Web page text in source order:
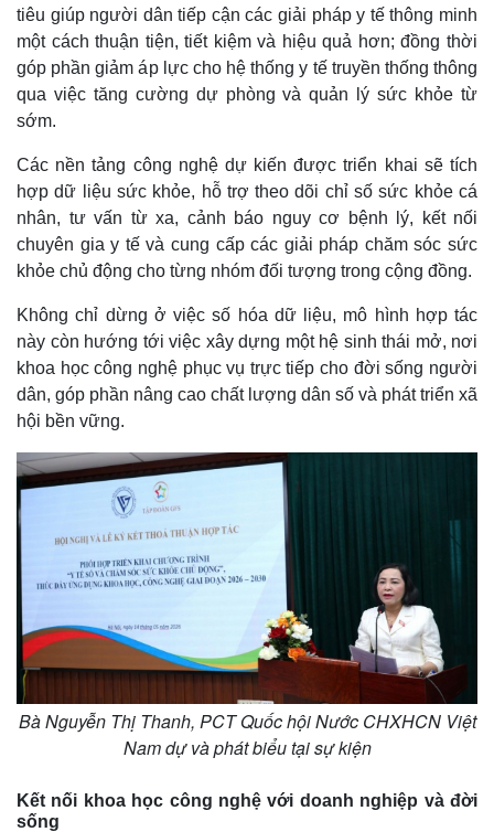
tiêu giúp người dân tiếp cận các giải pháp y tế thông minh
một cách thuận tiện, tiết kiệm và hiệu quả hơn; đồng thời
góp phần giảm áp lực cho hệ thống y tế truyền thống thông
qua việc tăng cường dự phòng và quản lý sức khỏe từ
sớm.
Các nền tảng công nghệ dự kiến được triển khai sẽ tích
hợp dữ liệu sức khỏe, hỗ trợ theo dõi chỉ số sức khỏe cá
nhân, tư vấn từ xa, cảnh báo nguy cơ bệnh lý, kết nối
chuyên gia y tế và cung cấp các giải pháp chăm sóc sức
khỏe chủ động cho từng nhóm đối tượng trong cộng đồng.
Không chỉ dừng ở việc số hóa dữ liệu, mô hình hợp tác
này còn hướng tới việc xây dựng một hệ sinh thái mở, nơi
khoa học công nghệ phục vụ trực tiếp cho đời sống người
dân, góp phần nâng cao chất lượng dân số và phát triển xã
hội bền vững.
Bà Nguyễn Thị Thanh, PCT Quốc hội Nước CHXHCN Việt
Nam dự và phát biểu tại sự kiện
Kết nối khoa học công nghệ với doanh nghiệp và đời
sống